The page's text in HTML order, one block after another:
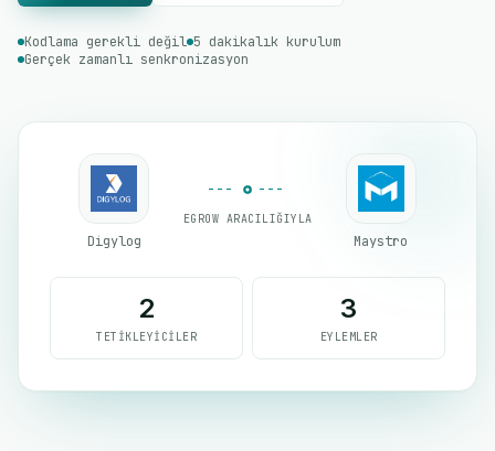
Kodlama gerekli değil 5 dakikalık kurulum
Gerçek zamanlı senkronizasyon
Digylog
EGROW ARACILIĞIYLA
Maystro
2
TETIKLEYICILER
3
EYLEMLER